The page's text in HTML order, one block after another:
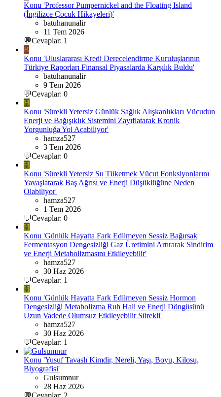
Konu 'Professor Pumpernickel and the Floating Island
(İngilizce Çocuk Hikayeleri)'
batuhanunalir
11 Tem 2026
💬Cevaplar: 1
B
Konu 'Uluslararası Kredi Derecelendirme Kuruluşlarının
Türkiye Raporları Finansal Piyasalarda Karşılık Buldu'
batuhanunalir
9 Tem 2026
💬Cevaplar: 0
H
Konu 'Sürekli Yetersiz Günlük Sağlık Alışkanlıkları Vücudun
Enerji ve Bağışıklık Sistemini Zayıflatarak Kronik
Yorgunluğa Yol Açabiliyor'
hamza527
3 Tem 2026
💬Cevaplar: 0
H
Konu 'Sürekli Yetersiz Su Tüketmek Vücut Fonksiyonlarını
Yavaşlatarak Baş Ağrısı ve Enerji Düşüklüğüne Neden
Olabiliyor'
hamza527
1 Tem 2026
💬Cevaplar: 0
H
Konu 'Günlük Hayatta Fark Edilmeyen Sessiz Bağırsak
Fermentasyon Dengesizliği Gaz Üretimini Artırarak Sindirim
ve Enerji Metabolizmasını Etkileyebilir'
hamza527
30 Haz 2026
💬Cevaplar: 1
H
Konu 'Günlük Hayatta Fark Edilmeyen Sessiz Hormon
Dengesizliği Metabolizma Ruh Hali ve Enerji Döngüsünü
Uzun Vadede Olumsuz Etkileyebilir Sürekli'
hamza527
30 Haz 2026
💬Cevaplar: 1
Konu 'Yusuf Tavaslı Kimdir, Nereli, Yaşı, Boyu, Kilosu,
Biyografisi'
Gulsumnur
28 Haz 2026
💬Cevaplar: 2